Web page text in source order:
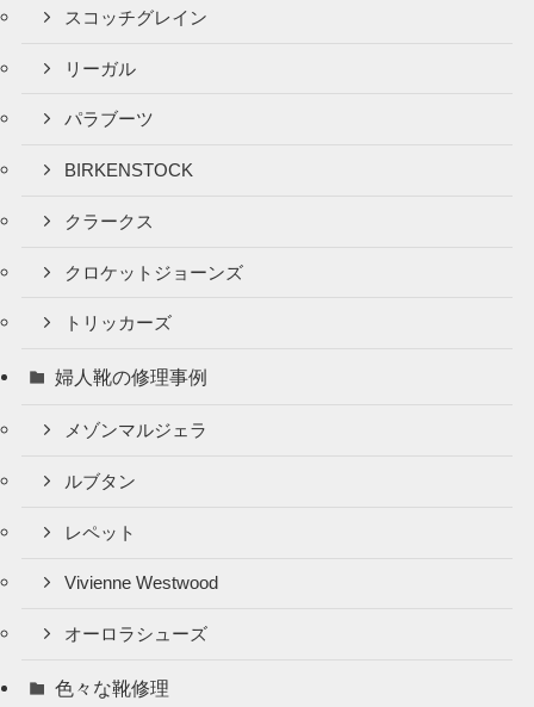
スコッチグレイン
リーガル
パラブーツ
BIRKENSTOCK
クラークス
クロケットジョーンズ
トリッカーズ
婦人靴の修理事例
メゾンマルジェラ
ルブタン
レペット
Vivienne Westwood
オーロラシューズ
色々な靴修理